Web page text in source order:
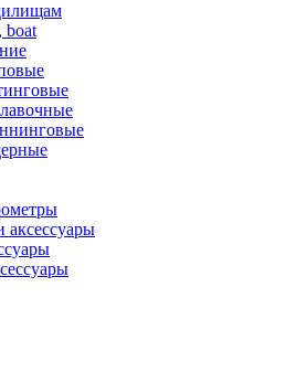
boat
аксессуары